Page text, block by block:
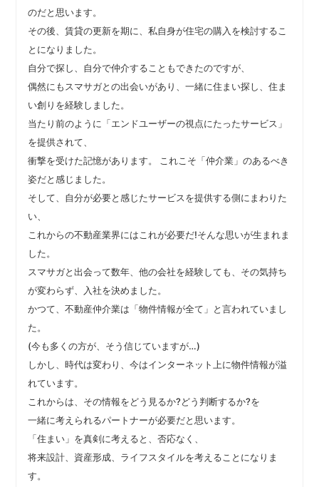
のだと思います。
その後、賃貸の更新を期に、私自身が住宅の購入を検討するこ
とになりました。
自分で探し、自分で仲介することもできたのですが、
偶然にもスマサガとの出会いがあり、一緒に住まい探し、住ま
い創りを経験しました。
当たり前のように「エンドユーザーの視点にたったサービス」
を提供されて、
衝撃を受けた記憶があります。 これこそ「仲介業」のあるべき
姿だと感じました。
そして、自分が必要と感じたサービスを提供する側にまわりた
い、
これからの不動産業界にはこれが必要だ!そんな思いが生まれま
した。
スマサガと出会って数年、他の会社を経験しても、その気持ち
が変わらず、入社を決めました。
かつて、不動産仲介業は「物件情報が全て」と言われていまし
た。
(今も多くの方が、そう信じていますが…)
しかし、時代は変わり、今はインターネット上に物件情報が溢
れています。
これからは、その情報をどう見るか?どう判断するか?を
一緒に考えられるパートナーが必要だと思います。
「住まい」を真剣に考えると、否応なく、
将来設計、資産形成、ライフスタイルを考えることになりま
す。